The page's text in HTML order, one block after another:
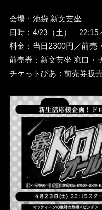
会場：池袋 新文芸坐
日時：4/23（土）
料金：当日2300円／前売
前売券：新文芸坐 窓口・
チケっトぴあ： 前売券販